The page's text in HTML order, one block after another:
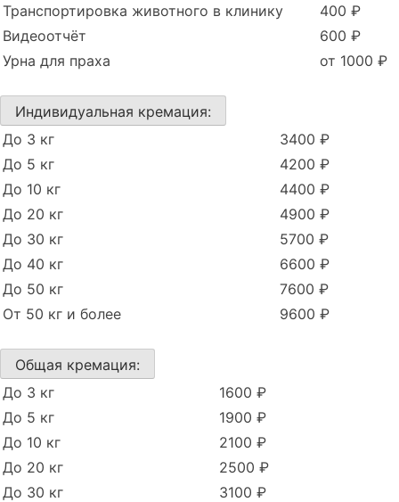
Транспортировка животного в клинику
400 ₽
Видеоотчёт
600 ₽
Урна для праха
от 1000 ₽
Индивидуальная кремация:
До 3 кг
3400 ₽
До 5 кг
4200 ₽
До 10 кг
4400 ₽
До 20 кг
4900 ₽
До 30 кг
5700 ₽
До 40 кг
6600 ₽
До 50 кг
7600 ₽
От 50 кг и более
9600 ₽
Общая кремация:
До 3 кг
1600 ₽
До 5 кг
1900 ₽
До 10 кг
2100 ₽
До 20 кг
2500 ₽
До 30 кг
3100 ₽